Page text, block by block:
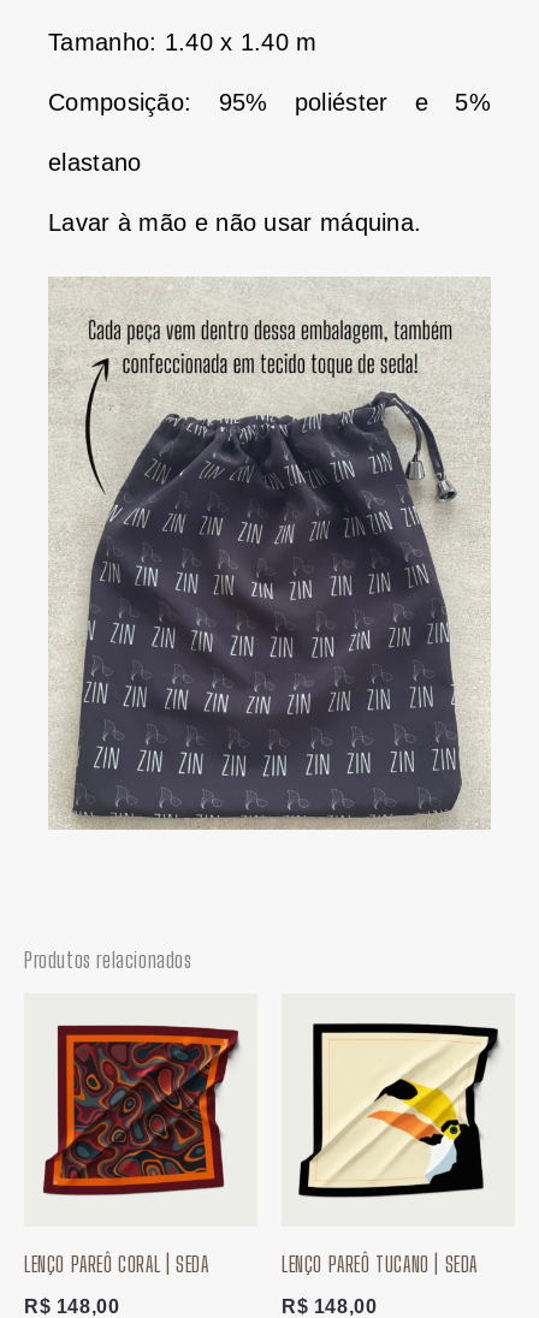
Tamanho: 1.40 x 1.40 m
Composição: 95% poliéster e 5%
elastano
Lavar à mão e não usar máquina.
Produtos relacionados
LENÇO PAREÔ CORAL | SEDA
R$ 148,00
LENÇO PAREÔ TUCANO | SEDA
R$ 148,00